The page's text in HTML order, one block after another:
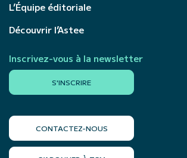
L’Équipe éditoriale
Découvrir l’Astee
Inscrivez-vous à la newsletter
S'INSCRIRE
CONTACTEZ-NOUS